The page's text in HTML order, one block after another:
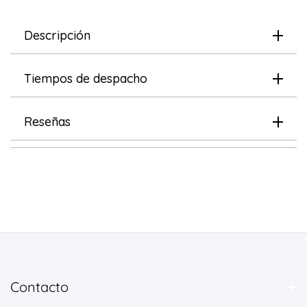
Descripción
Tiempos de despacho
Reseñas
Contacto